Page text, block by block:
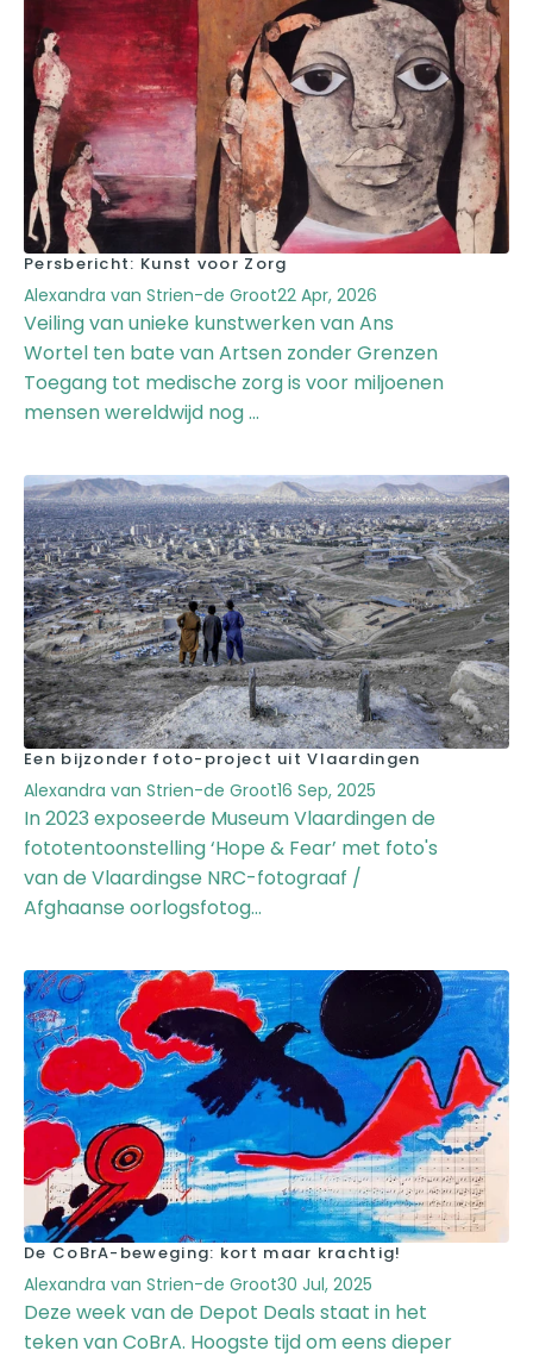
Persbericht: Kunst voor Zorg
Alexandra van Strien-de Groot22 Apr, 2026
Veiling van unieke kunstwerken van Ans
Wortel ten bate van Artsen zonder Grenzen
Toegang tot medische zorg is voor miljoenen
mensen wereldwijd nog ...
Een bijzonder foto-project uit Vlaardingen
Alexandra van Strien-de Groot16 Sep, 2025
In 2023 exposeerde Museum Vlaardingen de
fototentoonstelling ‘Hope & Fear’ met foto's
van de Vlaardingse NRC-fotograaf /
Afghaanse oorlogsfotog...
De CoBrA-beweging: kort maar krachtig!
Alexandra van Strien-de Groot30 Jul, 2025
Deze week van de Depot Deals staat in het
teken van CoBrA. Hoogste tijd om eens dieper